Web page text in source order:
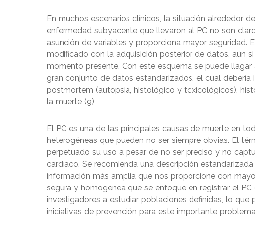
En muchos escenarios clínicos, la situación alrededor
enfermedad subyacente que llevaron al PC no son
asunción de variables y proporciona mayor seguridad.
modificado con la adquisición posterior de datos, aún
momento presente. Con este esquema se puede
gran conjunto de datos estandarizados, el cual debería
postmortem (autopsia, histológico y toxicológicos),
la muerte (9)
El PC es una de las principales causas de muerte en
heterogéneas que pueden no ser siempre obvias. El
perpetuado su uso a pesar de no ser preciso y no
cardíaco. Se recomienda una descripción
información más amplia que nos proporcione con
segura y homogenea que se enfoque en registrar el
investigadores a estudiar poblaciones definidas, lo que
iniciativas de prevención para este importante